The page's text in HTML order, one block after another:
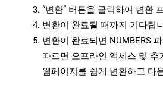
“변환” 버튼을 클릭하여 변환
변환이 완료될 때까지 기다립
변환이 완료되면 NUMBERS
따르면 오프라인 액세스 및 추
웹페이지를 쉽게 변환하고 다